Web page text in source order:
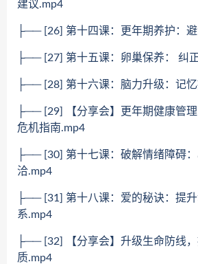
建议.mp4
├── [26] 第十四课：更年期养护：
├── [27] 第十五课：卵巢保养： 纠
├── [28] 第十六课：脑力升级：记
├── [29] 【分享会】更年期健康管
危机指南.mp4
├── [30] 第十七课：破解情绪障碍
洽.mp4
├── [31] 第十八课：爱的秘诀：提
系.mp4
├── [32] 【分享会】升级生命防线
质.mp4